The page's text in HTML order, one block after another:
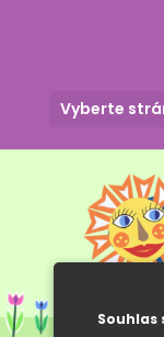
Souhlas
Vyberte